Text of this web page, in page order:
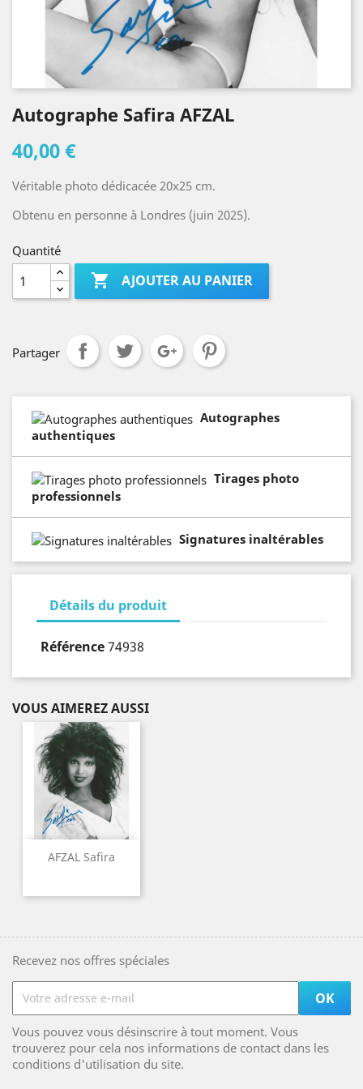
Autographe Safira AFZAL
40,00 €
Véritable photo dédicacée 20x25 cm.
Obtenu en personne à Londres (juin 2025).
Quantité
 AJOUTER AU PANIER
Partager
Autographes
authentiques
Tirages photo
professionnels
Signatures inaltérables
Détails du produit
Référence74938
VOUS AIMEREZ AUSSI
AFZAL Safira
Recevez nos offres spéciales
Vous pouvez vous désinscrire à tout moment. Vous
trouverez pour cela nos informations de contact dans les
conditions d'utilisation du site.